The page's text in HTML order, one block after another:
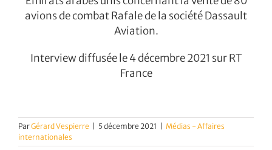
avions de combat Rafale de la société Dassault
Aviation.
Interview diffusée le 4 décembre 2021 sur RT
France
ParGérard Vespierre 5 décembre 2021
Médias - Affaires
internationales